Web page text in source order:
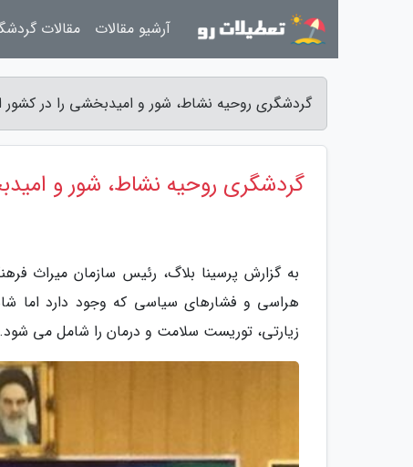
گردشگری روحیه نشاط، شور و امیدبخشی را در
گردشگری روحیه نشاط، شور و
به گزارش پرسینا بلاگ، رئیس سازمان میراث
هراسی و فشارهای سیاسی که وجود دارد اما
زیارتی، توریست سلامت و درمان را شامل می شود.
آرشیو مقالات مقالات